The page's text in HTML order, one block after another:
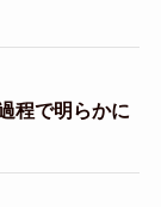
程で明らかに